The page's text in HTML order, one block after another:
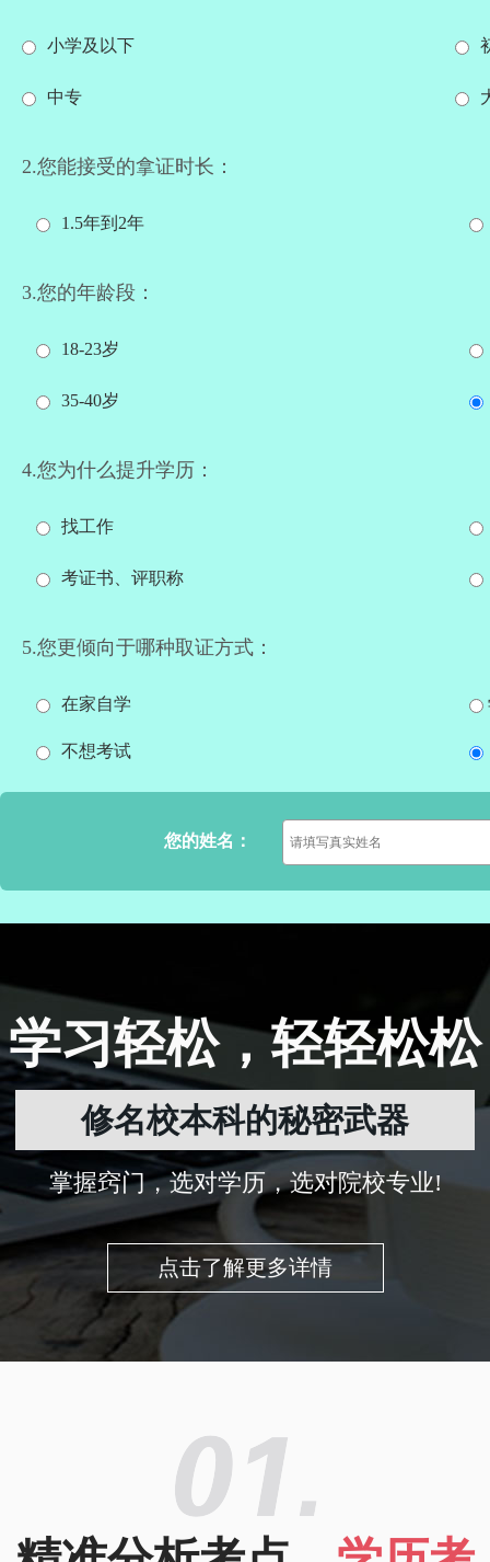
小学及以下
中专
2.您能接受的拿证时长：
1.5年到2年
3.您的年龄段：
18-23岁
35-40岁
4.您为什么提升学历：
找工作
考证书、评职称
5.您更倾向于哪种取证方式：
在家自学
不想考试
您的姓名：
学习轻松，轻轻松松
修名校本科的秘密武器
掌握窍门，选对学历，选对院校专业!
点击了解更多详情